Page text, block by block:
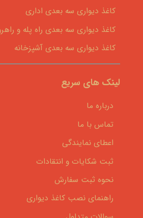
کاغذ دیواری سه بعدی اداری
کاغذ دیواری سه بعدی راه پله و
کاغذ دیواری سه بعدی آشپزخانه
لینک های سریع
درباره ما
تماس با ما
اعطای نمایندگی
ثبت شکایات و انتقادات
نحوه ثبت سفارش
راهنمای نصب کاغذ دیواری